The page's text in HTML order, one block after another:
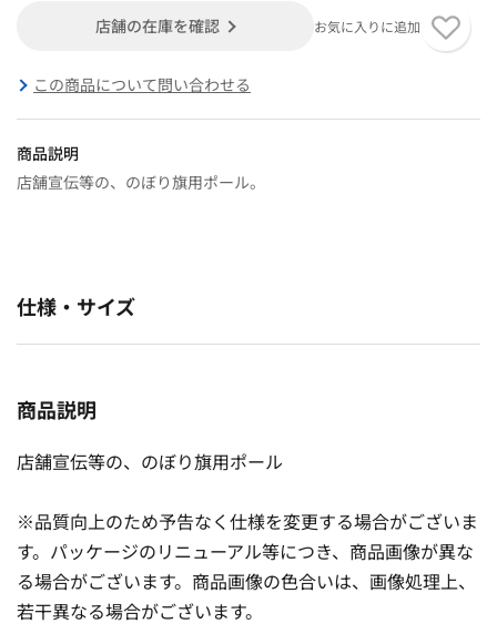
店舗の在庫を確認 お気に入りに追加
この商品について問い合わせる
商品説明
店舗宣伝等の、のぼり旗用ポール。
仕様・サイズ
商品説明
店舗宣伝等の、のぼり旗用ポール
※品質向上のため予告なく仕様を変更する場合がございま
す。パッケージのリニューアル等につき、商品画像が異な
る場合がございます。商品画像の色合いは、画像処理上、
若干異なる場合がございます。